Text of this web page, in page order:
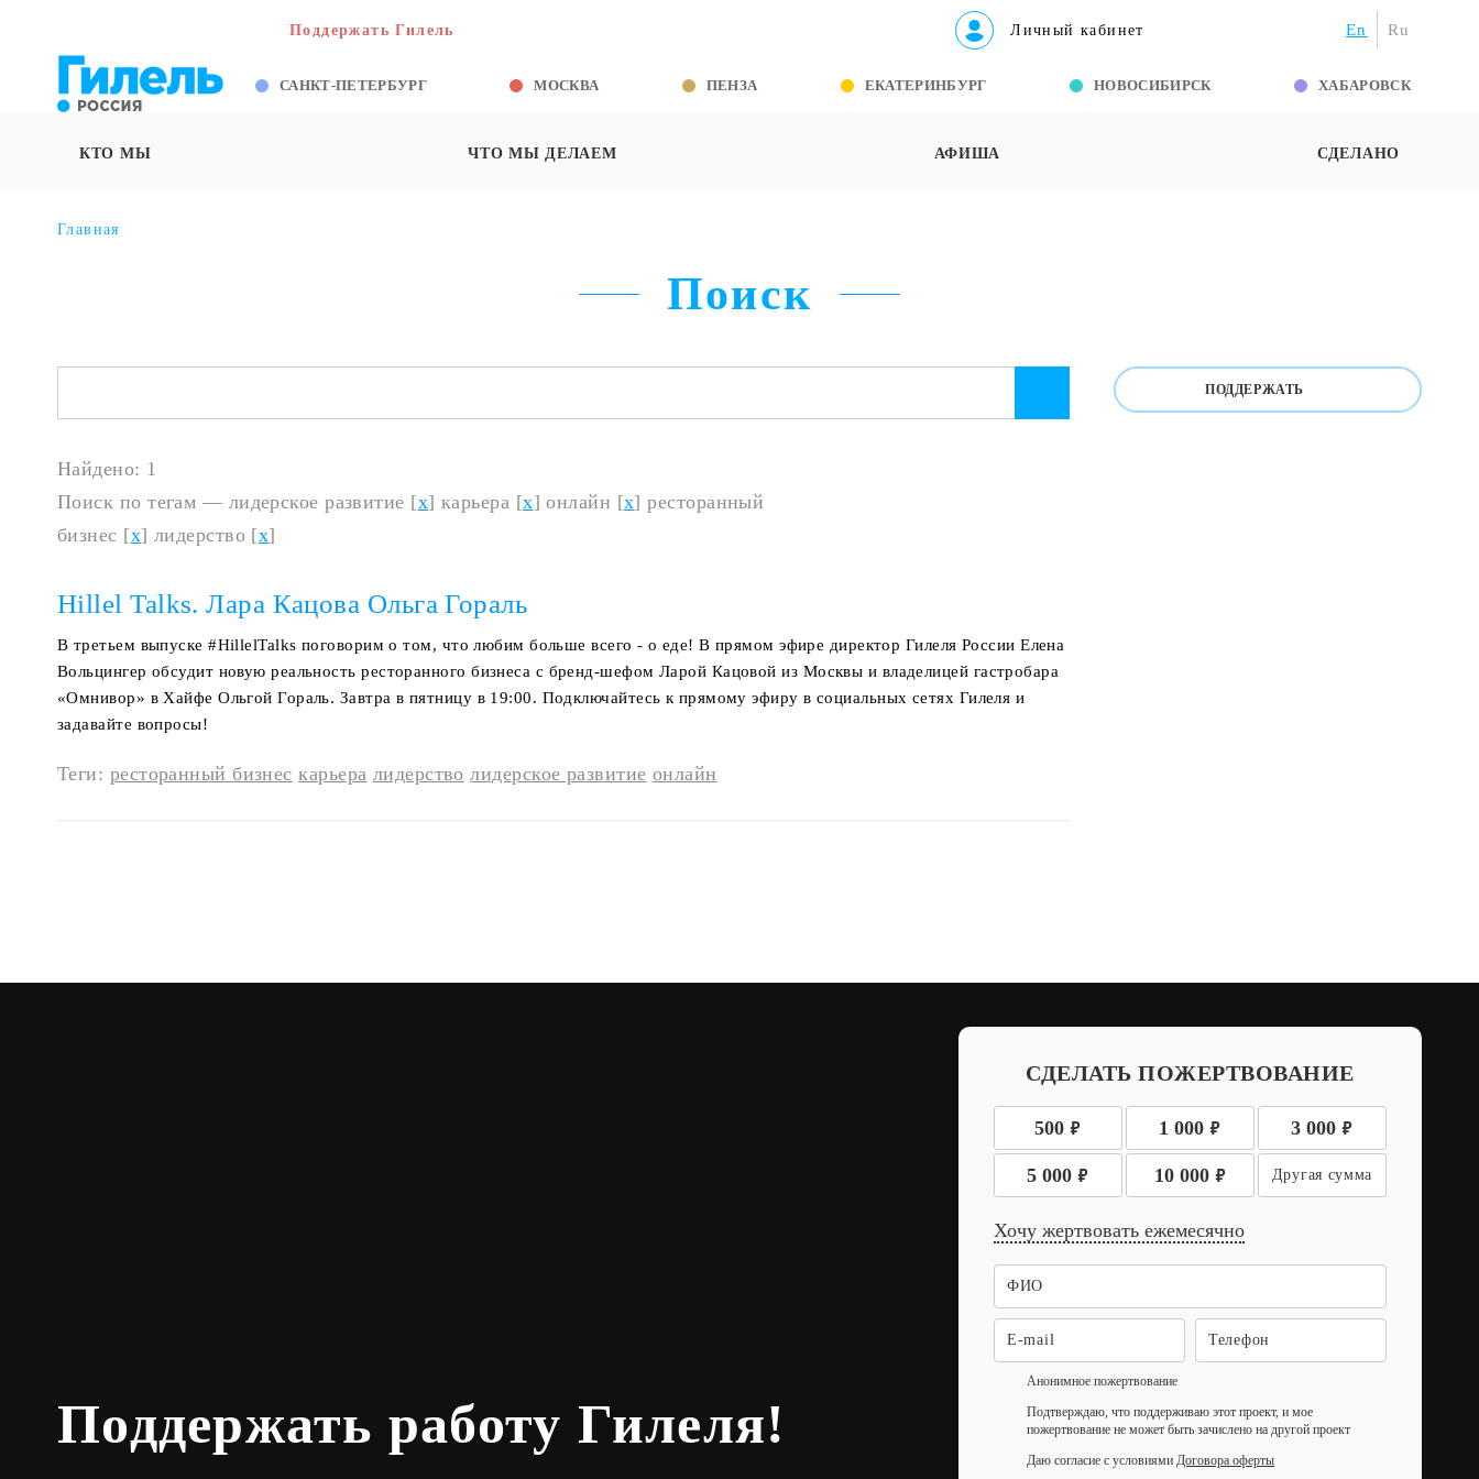
Поддержать Гилель Личный кабинет En Ru
САНКТ-ПЕТЕРБУРГ МОСКВА ПЕНЗА ЕКАТЕРИНБУРГ НОВОСИБИРСК ХАБАРОВСК
КТО МЫ ЧТО МЫ ДЕЛАЕМ АФИША СДЕЛАНО
Главная
Поиск
ПОДДЕРЖАТЬ
Найдено: 1
Поиск по тегам — лидерское развитие [x] карьера [x] онлайн [x] ресторанный
бизнес [x] лидерство [x]
Hillel Talks. Лара Кацова Ольга Гораль
В третьем выпуске #HillelTalks поговорим о том, что любим больше всего - о еде! В прямом эфире директор Гилеля России Елена
Вольцингер обсудит новую реальность ресторанного бизнеса с бренд-шефом Ларой Кацовой из Москвы и владелицей гастробара
«Омнивор» в Хайфе Ольгой Гораль. Завтра в пятницу в 19:00. Подключайтесь к прямому эфиру в социальных сетях Гилеля и
задавайте вопросы!
Теги: ресторанный бизнес карьера лидерство лидерское развитие онлайн
Поддержать работу Гилеля!
СДЕЛАТЬ ПОЖЕРТВОВАНИЕ
5009 1 0009 3 0009
5 0009 10 000 9
Хочу жертвовать ежемесячно
Анонимное пожертвование
Подтверждаю, что поддерживаю этот проект, и мое
пожертвование не может быть зачислено на другой проект
Даю согласие с условиями Договора оферты